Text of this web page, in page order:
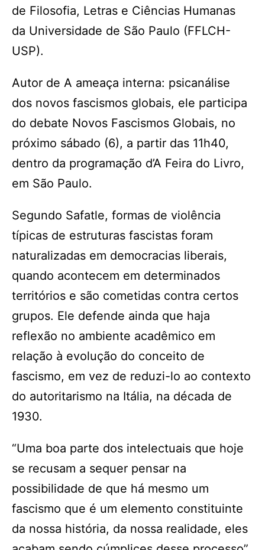
de Filosofia, Letras e Ciências Humanas
da Universidade de São Paulo (FFLCH-
USP).
Autor de A ameaça interna: psicanálise
dos novos fascismos globais, ele participa
do debate Novos Fascismos Globais, no
próximo sábado (6), a partir das 11h40,
dentro da programação d’A Feira do Livro,
em São Paulo.
Segundo Safatle, formas de violência
típicas de estruturas fascistas foram
naturalizadas em democracias liberais,
quando acontecem em determinados
territórios e são cometidas contra certos
grupos. Ele defende ainda que haja
reflexão no ambiente acadêmico em
relação à evolução do conceito de
fascismo, em vez de reduzi-lo ao contexto
do autoritarismo na Itália, na década de
1930.
“Uma boa parte dos intelectuais que hoje
se recusam a sequer pensar na
possibilidade de que há mesmo um
fascismo que é um elemento constituinte
da nossa história, da nossa realidade, eles